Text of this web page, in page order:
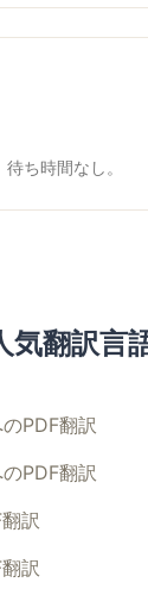
ち時間なし。
気翻訳言
PDF翻訳
PDF翻訳
訳
訳